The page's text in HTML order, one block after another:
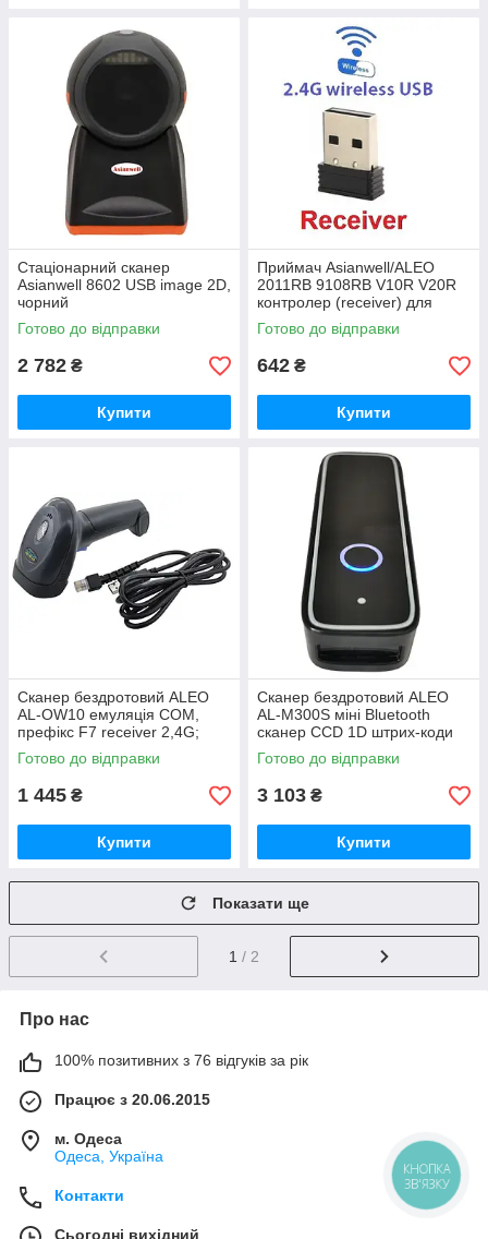
Стаціонарний сканер
Asianwell 8602 USB image 2D,
чорний
Готово до відправки
2 782 ₴
Купити
Приймач Asianwell/ALEO
2011RB 9108RB V10R V20R
контролер (receiver) для
сканера
Готово до відправки
642 ₴
Купити
Сканер бездротовий ALEO
AL-OW10 емуляція СОМ,
префікс F7 receiver 2,4G;
image CCD 1D, білий
Готово до відправки
1 445 ₴
Купити
Сканер бездротовий ALEO
AL-M300S міні Bluetooth
сканер CCD 1D штрих-коди
Готово до відправки
3 103 ₴
Купити
Показати ще
1 / 2
Про нас
100% позитивних з 76 відгуків за рік
Працює з 20.06.2015
м. Одеса
Одеса, Україна
Контакти
Сьогодні вихідний
КНОПКА
ЗВ'ЯЗКУ